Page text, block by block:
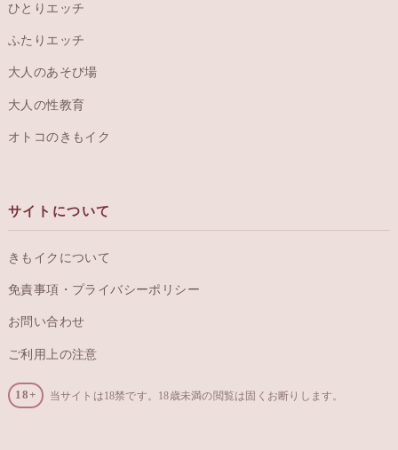
ひとりエッチ
ふたりエッチ
大人のあそび場
大人の性教育
オトコのきもイク
サイトについて
きもイクについて
免責事項・プライバシーポリシー
お問い合わせ
ご利用上の注意
18+ 当サイトは18禁です。18歳未満の閲覧は固くお断りします。